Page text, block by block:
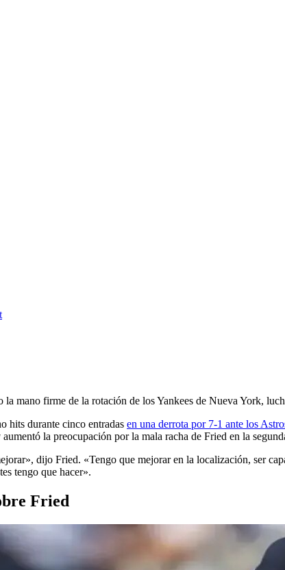
la mano firme de la rotación de los Yankees de Nueva York,
hits durante cinco entradas en una derrota por 7-1 ante los
la preocupación por la mala racha de Fried en la
dijo Fried. «Tengo que mejorar en la localización, ser
tengo que hacer».
Fried